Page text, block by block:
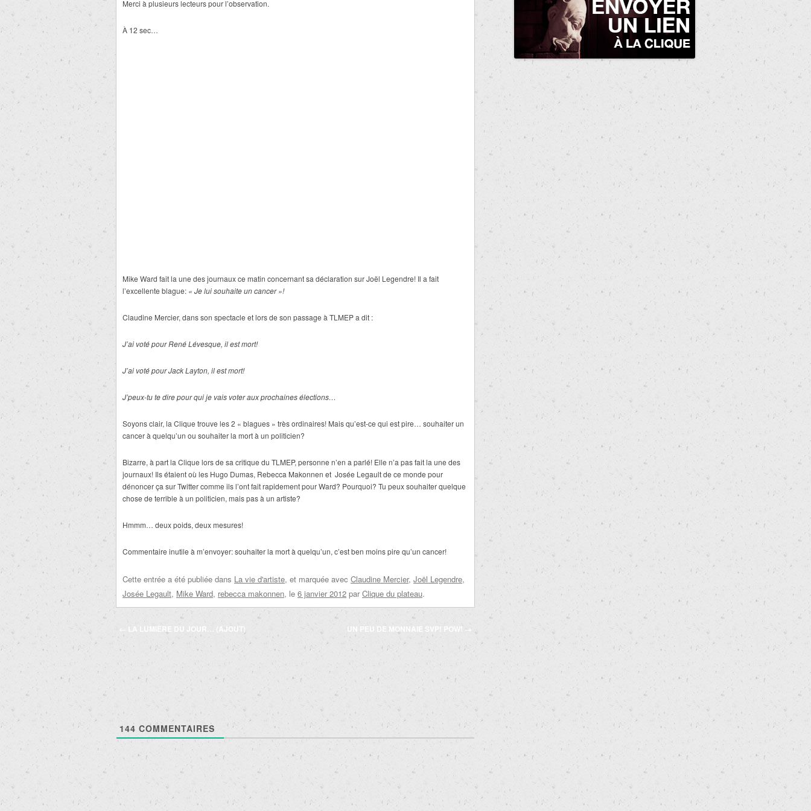
Merci à plusieurs lecteurs pour l’observation.
À 12 sec…
Mike Ward fait la une des journaux ce matin concernant sa déclaration sur Joël Legendre! Il a fait
l’excellente blague: « Je lui souhaite un cancer »!
Claudine Mercier, dans son spectacle et lors de son passage à TLMEP a dit :
J’ai voté pour René Lévesque, il est mort!
J’ai voté pour Jack Layton, il est mort!
J’peux-tu te dire pour qui je vais voter aux prochaines élections…
Soyons clair, la Clique trouve les 2 « blagues » très ordinaires! Mais qu’est-ce qui est pire… souhaiter un
cancer à quelqu’un ou souhaiter la mort à un politicien?
Bizarre, à part la Clique lors de sa critique du TLMEP, personne n’en a parlé! Elle n’a pas fait la une des
journaux! Ils étaient où les Hugo Dumas, Rebecca Makonnen et Josée Legault de ce monde pour
dénoncer ça sur Twitter comme ils l’ont fait rapidement pour Ward? Pourquoi? Tu peux souhaiter quelque
chose de terrible à un politicien, mais pas à un artiste?
Hmmm… deux poids, deux mesures!
Commentaire inutile à m’envoyer: souhaiter la mort à quelqu’un, c’est ben moins pire qu’un cancer!
Cette entrée a été publiée dans La vie d'artiste, et marquée avec Claudine Mercier, Joël Legendre,
Josée Legault, Mike Ward, rebecca makonnen, le 6 janvier 2012 par Clique du plateau.
Navigation
← LA LUMIÈRE DU JOUR… (AJOUT) UN PEU DE MONNAIE SVP! POW! →
144 COMMENTAIRES